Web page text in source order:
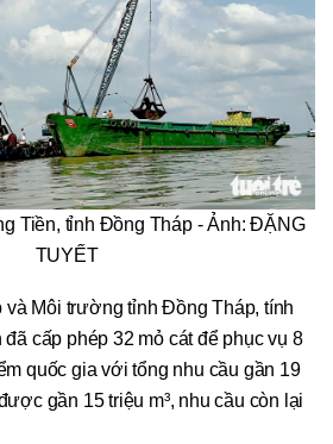
Tiền, tỉnh Đồng Tháp - Ảnh: ĐẶNG
TUYẾT
Môi trường tỉnh Đồng Tháp, tính
cấp phép 32 mỏ cát để phục vụ 8
quốc gia với tổng nhu cầu gần 19
gần 15 triệu m³, nhu cầu còn lại